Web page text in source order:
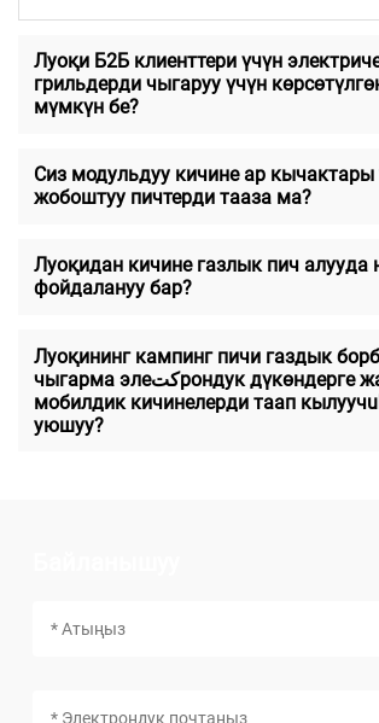
Луоқи Б2Б клиенттери үчүн
грильдерди чыгаруу үчүн
мүмкүн бе?
Сиз модульдуу кичине ар кычактары
жобоштуу пичтерди тааза ма?
Луоқидан кичине газлык пич алууда
фойдалануу бар?
Луоқининг кампинг пичи газдык
чыгарма элеكتрондук дүкөндерге жана
мобилдик кичинелерди таап
уюшуу?